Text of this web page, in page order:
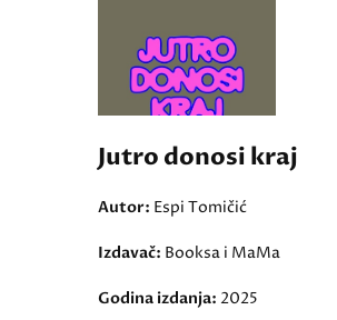
Jutro donosi kraj
Autor: Espi Tomičić
Izdavač: Booksa i MaMa
Godina izdanja: 2025